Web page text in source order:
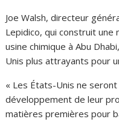
Joe Walsh, directeur
Lepidico, qui construit une
usine chimique à Abu
Unis plus attrayants pour
« Les États-Unis ne
développement de leur
matières premières pour